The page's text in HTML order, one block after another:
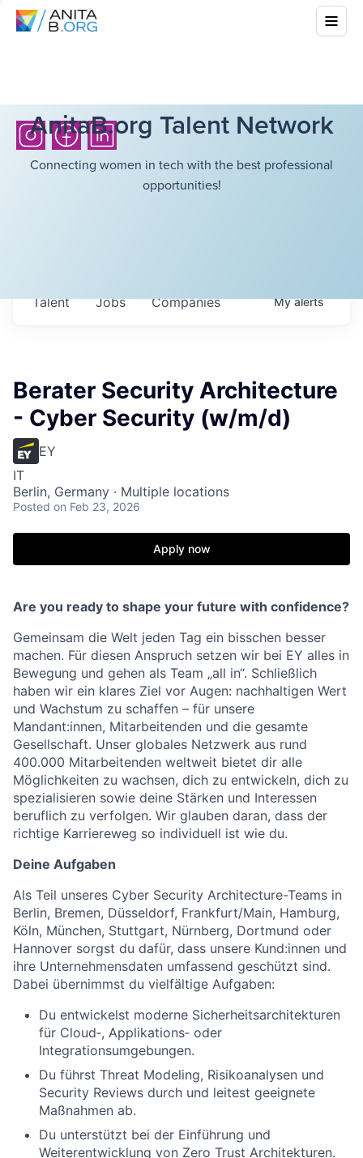
AnitaB.org Talent Network
Connecting women in tech with the best professional
opportunities!
Jobs Companies
Talent Myalerts
Berater Security Architecture
- Cyber Security (w/m/d)
EY
IT
Berlin, Germany · Multiple locations
Posted on Feb 23, 2026
Apply now
Are you ready to shape your future with confidence?
Gemeinsam die Welt jeden Tag ein bisschen besser
machen. Für diesen Anspruch setzen wir bei EY alles in
Bewegung und gehen als Team „all in“. Schließlich
haben wir ein klares Ziel vor Augen: nachhaltigen Wert
und Wachstum zu schaffen – für unsere
Mandant:innen, Mitarbeitenden und die gesamte
Gesellschaft. Unser globales Netzwerk aus rund
400.000 Mitarbeitenden weltweit bietet dir alle
Möglichkeiten zu wachsen, dich zu entwickeln, dich zu
spezialisieren sowie deine Stärken und Interessen
beruflich zu verfolgen. Wir glauben daran, dass der
richtige Karriereweg so individuell ist wie du.
Deine Aufgaben
Als Teil unseres Cyber Security Architecture-Teams in
Berlin, Bremen, Düsseldorf, Frankfurt/Main, Hamburg,
Köln, München, Stuttgart, Nürnberg, Dortmund oder
Hannover sorgst du dafür, dass unsere Kund:innen und
ihre Unternehmensdaten umfassend geschützt sind.
Dabei übernimmst du vielfältige Aufgaben:
Du entwickelst moderne Sicherheitsarchitekturen
für Cloud‑, Applikations‑ oder
Integrationsumgebungen.
Du führst Threat Modeling, Risikoanalysen und
Security Reviews durch und leitest geeignete
Maßnahmen ab.
Du unterstützt bei der Einführung und
Weiterentwicklung von Zero Trust Architekturen.